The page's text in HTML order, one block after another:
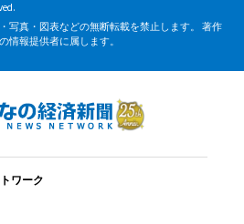
写真・図表などの無断転載を禁止します。 著作
情報提供者に属します。
ワーク